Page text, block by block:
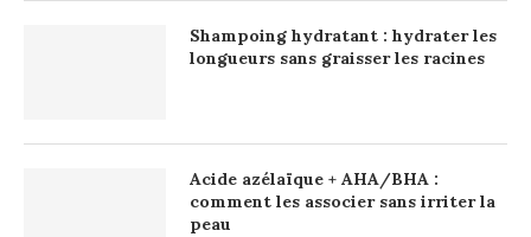
Shampoing hydratant : hydrater les
longueurs sans graisser les racines
Acide azélaïque + AHA/BHA :
comment les associer sans irriter la
peau